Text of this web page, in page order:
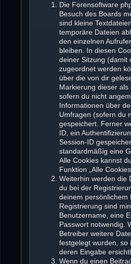
Die Forensoftware
Besuch des Boards
sind kleine
temporäre Dateien
den einzelnen
bleiben. In diesen
deiner Sitzung (damit
zugeordnet werden
über die von dir
Markierung dieser
sofern du nicht
Informationen über
Umfragen (sofern du
gespeichert. Ferner
ID, ein
Session-ID
standardmäßig eine
Alle Cookies kannst
Funktion „Alle
Weiterhin werden die
du bei der
deinem persönlichem
Registrierung sind
Benutzername, eine
Passwort notwendig.
Betreiber weitere
festgelegt wurden, so
deren Eingabe
Wenn du einen